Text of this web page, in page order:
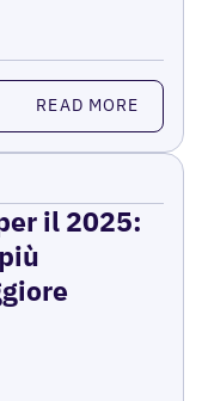
READ MORE
il 2025: